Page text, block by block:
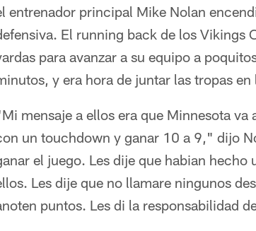
entrenador principal Mike Nolan
El running back de los Vikings
para avanzar a su equipo a
y era hora de juntar las tropas en
mensaje a ellos era que Minnesota
un touchdown y ganar 10 a 9," dijo
el juego. Les dije que habian
Les dije que no llamare ningunos
puntos. Les di la responsabilidad